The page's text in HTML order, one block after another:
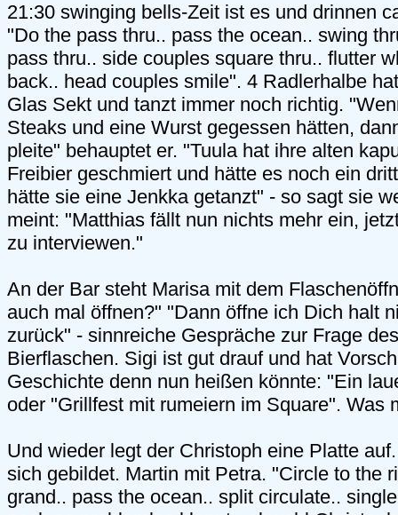
21:30 swinging bells-Zeit ist es und drinnen
"Do the pass thru.. pass the ocean.. swing
pass thru.. side couples square thru.. flutter
back.. head couples smile". 4 Radlerhalbe
Glas Sekt und tanzt immer noch richtig.
Steaks und eine Wurst gegessen hätten,
pleite" behauptet er. "Tuula hat ihre alten
Freibier geschmiert und hätte es noch ein
hätte sie eine Jenkka getanzt" - so sagt sie
meint: "Matthias fällt nun nichts mehr ein,
zu interviewen."
An der Bar steht Marisa mit dem
auch mal öffnen?" "Dann öffne ich Dich halt
zurück" - sinnreiche Gespräche zur Frage
Bierflaschen. Sigi ist gut drauf und hat
Geschichte denn nun heißen könnte: "Ein
oder "Grillfest mit rumeiern im Square". Was
Und wieder legt der Christoph eine Platte
sich gebildet. Martin mit Petra. "Circle to the
grand.. pass the ocean.. split circulate..